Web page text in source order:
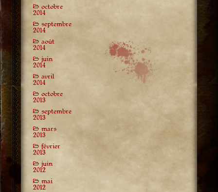
octobre
2014
septembre
2014
août
2014
juin
2014
avril
2014
octobre
2013
septembre
2013
mars
2013
février
2013
juin
2012
mai
2012